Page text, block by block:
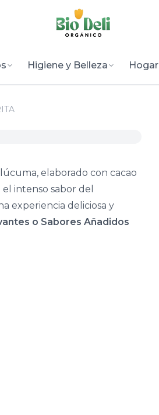
Higiene y Belleza Hogar
elaborado con cacao
intenso sabor del
experiencia deliciosa y
o Sabores Añadidos